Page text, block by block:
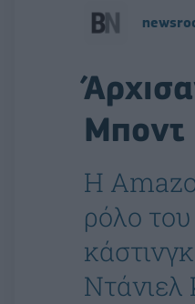
Μποντ
Η
ρόλο
Ντάνιελ